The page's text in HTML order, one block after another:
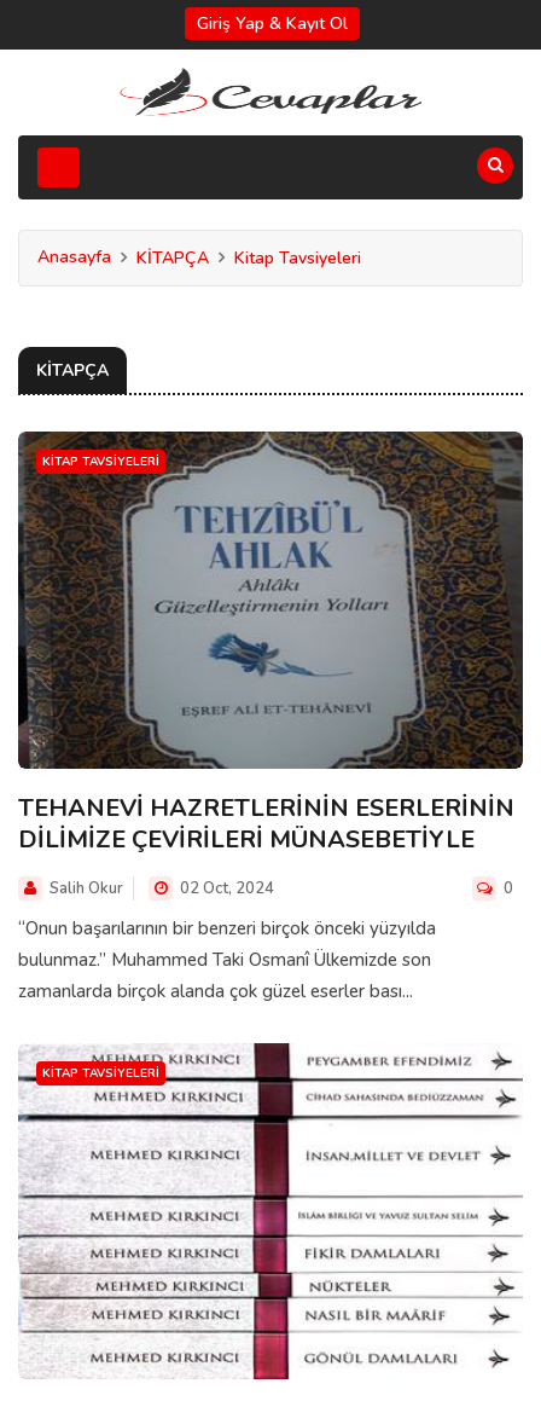
Giriş Yap & Kayıt Ol
Anasayfa KİTAPÇA Kitap Tavsiyeleri
KİTAPÇA
KITAP TAVSIYELERI
TEHANEVİ HAZRETLERİNİN ESERLERİNİN
DİLİMİZE ÇEVİRİLERİ MÜNASEBETİYLE
Salih Okur 02 Oct, 2024 0
“Onun başarılarının bir benzeri birçok önceki yüzyılda
bulunmaz.” Muhammed Taki Osmanî Ülkemizde son
zamanlarda birçok alanda çok güzel eserler bası...
KITAP TAVSIYELERI